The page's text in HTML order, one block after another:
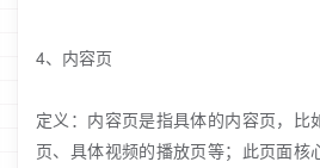
4、内容页
定义：内容页是指具体的内容页，比
页、具体视频的播放页等；此页面核